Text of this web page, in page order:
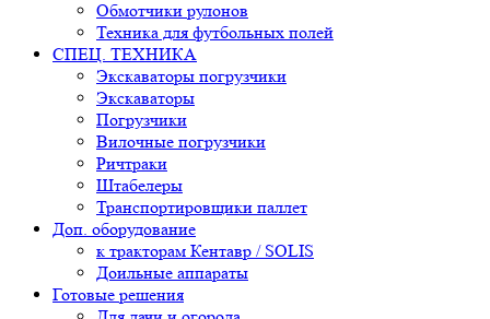
Обмотчики рулонов
Техника для футбольных полей
СПЕЦ. ТЕХНИКА
Экскаваторы погрузчики
Экскаваторы
Погрузчики
Вилочные погрузчики
Ричтраки
Штабелеры
Транспортировщики паллет
Доп. оборудование
к тракторам Кентавр / SOLIS
Доильные аппараты
Готовые решения